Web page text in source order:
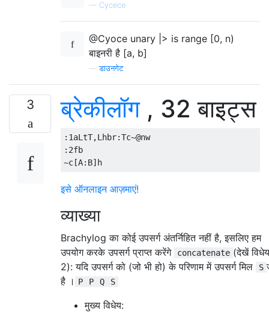
— Cycece
@Cyoce unary |> is range [0, n)
बाइनरी है [a, b]
—डाउनगेट
3 ब्रेकीलॉग, 32 बाइट्स
:1aLtT,Lhbr:Tc~@nw
:2fb
इसे ऑनलाइन आज़माएं!
व्याख्या
Brachylog का कोई उपसर्ग अंतर्निहित नहीं है, इसलिए हम
उपयोग करके उपसर्ग प्राप्त करेंगे
concatenate (देखें विधेय
2): यदि उपसर्ग को (जो भी हो) के परिणाम में उपसर्ग मिल
S
है ।
P P Q S
मुख्य विधेय: